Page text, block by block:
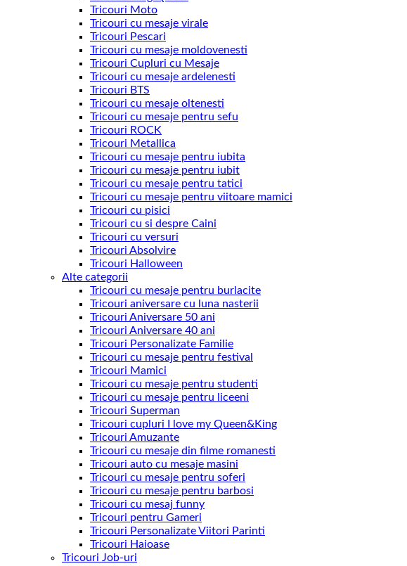
Tricouri Moto
Tricouri cu mesaje virale
Tricouri Pescari
Tricouri cu mesaje moldovenesti
Tricouri Cupluri cu Mesaje
Tricouri cu mesaje ardelenesti
Tricouri BTS
Tricouri cu mesaje oltenesti
Tricouri cu mesaje pentru sefu
Tricouri ROCK
Tricouri Metallica
Tricouri cu mesaje pentru iubita
Tricouri cu mesaje pentru iubit
Tricouri cu mesaje pentru tatici
Tricouri cu mesaje pentru viitoare mamici
Tricouri cu pisici
Tricouri cu si despre Caini
Tricouri cu versuri
Tricouri Absolvire
Tricouri Halloween
Alte categorii
Tricouri cu mesaje pentru burlacite
Tricouri aniversare cu luna nasterii
Tricouri Aniversare 50 ani
Tricouri Aniversare 40 ani
Tricouri Personalizate Familie
Tricouri cu mesaje pentru festival
Tricouri Mamici
Tricouri cu mesaje pentru studenti
Tricouri cu mesaje pentru liceeni
Tricouri Superman
Tricouri cupluri I love my Queen&King
Tricouri Amuzante
Tricouri cu mesaje din filme romanesti
Tricouri auto cu mesaje masini
Tricouri cu mesaje pentru soferi
Tricouri cu mesaje pentru barbosi
Tricouri cu mesaj funny
Tricouri pentru Gameri
Tricouri Personalizate Viitori Parinti
Tricouri Haioase
Tricouri Job-uri